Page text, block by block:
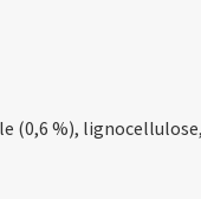
(0,6 %),